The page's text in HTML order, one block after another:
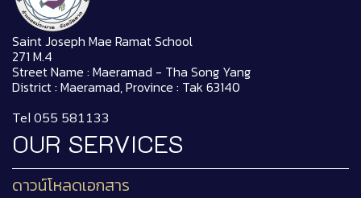
Saint Joseph Mae Ramat School
271 M.4
Street Name : Maeramad - Tha Song Yang
District : Maeramad, Province : Tak 63140
Tel 055 581133
OUR SERVICES
ดาวน์โหลดเอกสาร